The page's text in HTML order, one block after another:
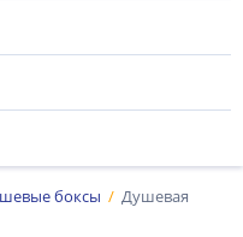
боксы
Душевая